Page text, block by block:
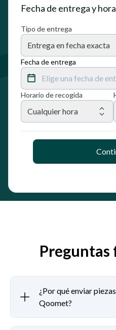
Fecha de entrega y
Tipo de entrega
Entrega en fecha exacta
Fecha de entrega
Elige una fecha de
Horario de recogida
Cualquier hora
Preguntas
¿Por qué enviar
Qoomet?